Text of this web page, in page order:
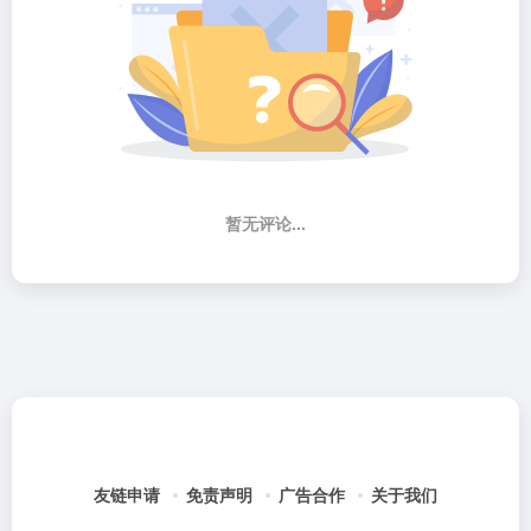
暂无评论...
友链申请 免责声明 广告合作 关于我们